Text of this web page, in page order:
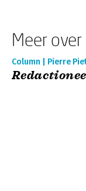
Meer
Column | Pierre